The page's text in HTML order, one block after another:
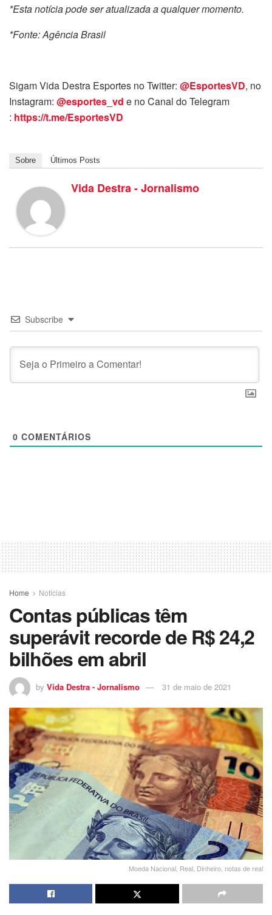
*Esta notícia pode ser atualizada a qualquer momento.
*Fonte: Agência Brasil
Sigam Vida Destra Esportes no Twitter: @EsportesVD, no
Instagram: @esportes_vd e no Canal do Telegram
: https://t.me/EsportesVD
Sobre Últimos Posts
Vida Destra - Jornalismo
Subscribe
0 COMENTÁRIOS
Home Noticias
Contas públicas têm
superávit recorde de R$ 24,2
bilhões em abril
by Vida Destra - Jornalismo 31 de maio de 2021
Moeda Nacional, Real, Dinheiro, notas de real